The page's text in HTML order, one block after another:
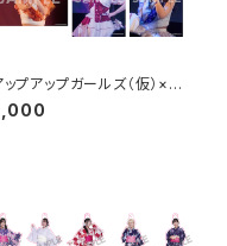
ップアップガールズ（仮）×
）】2Lポートレート（昼公演）